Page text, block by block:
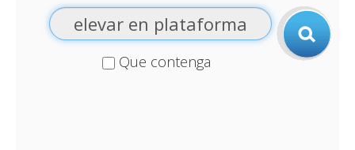
Que contenga